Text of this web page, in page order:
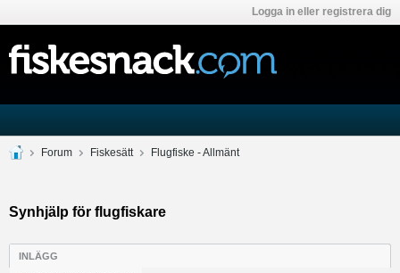
Logga in eller registrera dig
Forum Fiskesätt Flugfiske - Allmänt
Synhjälp för flugfiskare
INLÄGG